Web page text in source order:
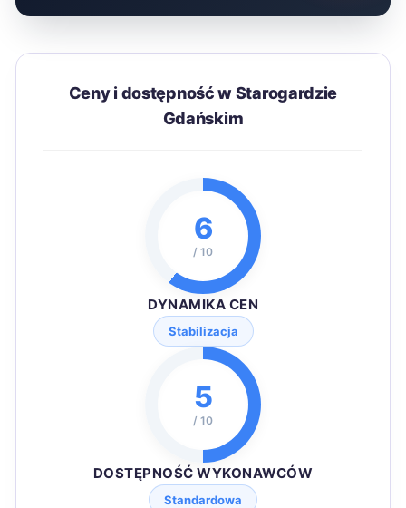
Ceny i dostępność w Starogardzie
Gdańskim
6
/ 10
DYNAMIKA CEN
Stabilizacja
5
/ 10
DOSTĘPNOŚĆ WYKONAWCÓW
Standardowa